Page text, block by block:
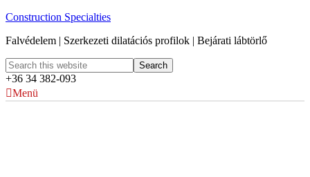
Construction Specialties
Falvédelem | Szerkezeti dilatációs profilok | Bejárati lábtörlő
+36 34 382-093
Menü